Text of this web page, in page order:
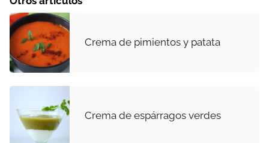
Crema de pimientos y patata
Crema de espárragos verdes